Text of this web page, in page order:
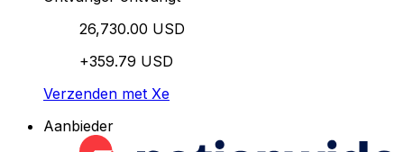
26,730.00 USD
+359.79 USD
Verzenden met Xe
Aanbieder